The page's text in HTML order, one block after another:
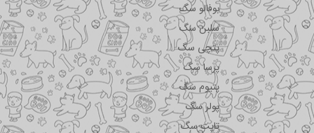
بوفالو سگ
سلبن سگ
پتچی سگ
پرسا سگ
پتیوم سگ
پولر سگ
تاپت سگ